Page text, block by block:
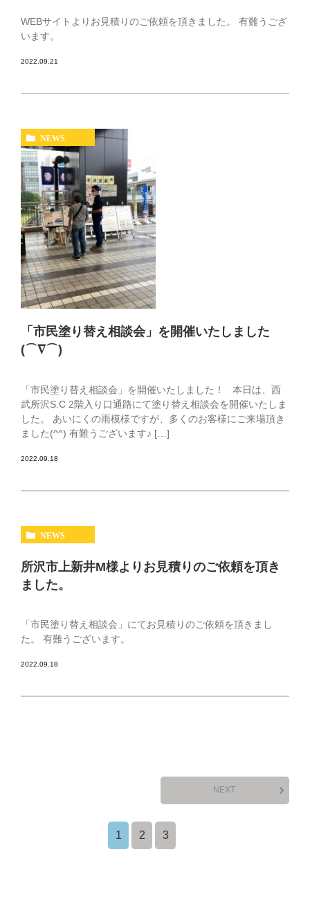
WEBサイトよりお見積りのご依頼を頂きました。 有難うござ
います。
2022.09.21
NEWS
「市民塗り替え相談会」を開催いたしました
(⌒∇⌒)
「市民塗り替え相談会」を開催いたしました！ 本日は、西
武所沢S.C 2階入り口通路にて塗り替え相談会を開催いたしま
した。 あいにくの雨模様ですが、多くのお客様にご来場頂き
ました(^^) 有難うございます♪ […]
2022.09.18
NEWS
所沢市上新井M様よりお見積りのご依頼を頂き
ました。
「市民塗り替え相談会」にてお見積りのご依頼を頂きまし
た。 有難うございます。
2022.09.18
1 2 3
NEXT